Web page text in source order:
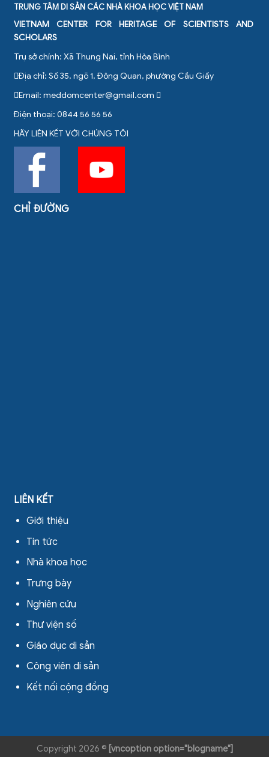
TRUNG TÂM DI SẢN CÁC NHÀ KHOA HỌC VIỆT NAM
VIETNAM CENTER FOR HERITAGE OF SCIENTISTS AND
SCHOLARS
Trụ sở chính: Xã Thung Nai, tỉnh Hòa Bình
Địa chỉ: Số 35, ngõ 1, Đông Quan, phường Cầu Giấy
Email: meddomcenter@gmail.com
Điện thoại: 0844 56 56 56
HÃY LIÊN KẾT VỚI CHÚNG TÔI
CHỈ ĐƯỜNG
LIÊN KẾT
Giới thiệu
Tin tức
Nhà khoa học
Trưng bày
Nghiên cứu
Thư viện số
Giáo dục di sản
Công viên di sản
Kết nối cộng đồng
Copyright 2026 © [vncoption option="blogname"]